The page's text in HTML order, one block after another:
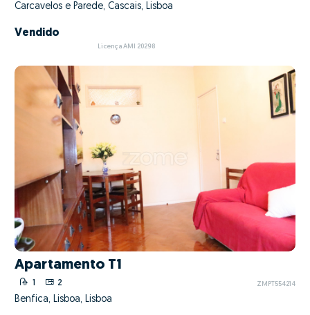
Carcavelos e Parede, Cascais, Lisboa
Vendido
Licença AMI 20298
Apartamento T1
2 ZMPT554214
Benfica, Lisboa, Lisboa